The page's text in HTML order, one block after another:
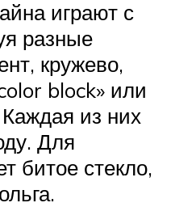
играют с
разные
кружево,
block» или
Каждая из них
Для
битое стекло,